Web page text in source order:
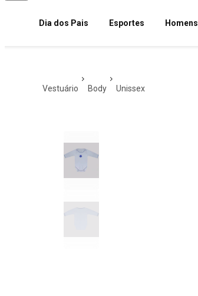
Dia dos Pais Esportes Homens
vestuário body unissex